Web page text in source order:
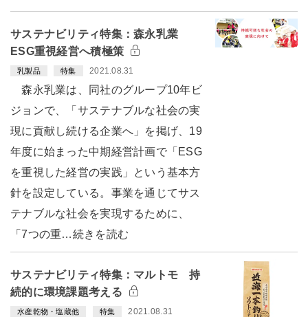
サステナビリティ特集：森永乳業
ESG重視経営へ積極策
乳製品 特集 2021.08.31
森永乳業は、同社のグループ10年ビ
ジョンで、「サステナブルな社会の実
現に貢献し続ける企業へ」を掲げ、19
年度に始まった中期経営計画で「ESG
を重視した経営の実践」という基本方
針を設定している。事業を通じてサス
テナブルな社会を実現するために、
「7つの重…続きを読む
サステナビリティ特集：マルトモ 持
続的に環境課題考える
水産乾物・塩蔵他 特集 2021.08.31